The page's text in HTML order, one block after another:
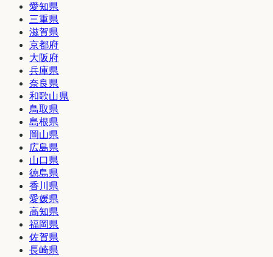
愛知県
三重県
滋賀県
京都府
大阪府
兵庫県
奈良県
和歌山県
鳥取県
島根県
岡山県
広島県
山口県
徳島県
香川県
愛媛県
高知県
福岡県
佐賀県
長崎県